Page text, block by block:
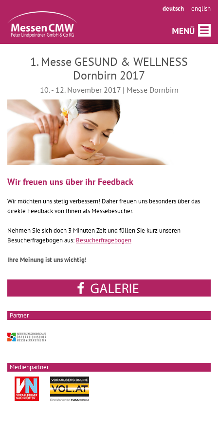
deutsch english
1. Messe GESUND & WELLNESS
Dornbirn 2017
10. - 12. November 2017 | Messe Dornbirn
Wir freuen uns über ihr Feedback
Wir möchten uns stetig verbessern! Daher freuen uns besonders über das
direkte Feedback von Ihnen als Messebesucher.
Nehmen Sie sich doch 3 Minuten Zeit und füllen Sie kurz unseren
Besucherfragebogen aus: Besucherfragebogen
Ihre Meinung ist uns wichtig!
Partner
Medienpartner